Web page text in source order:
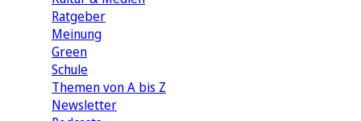
Ratgeber
Meinung
Green
Schule
Themen von A bis Z
Newsletter